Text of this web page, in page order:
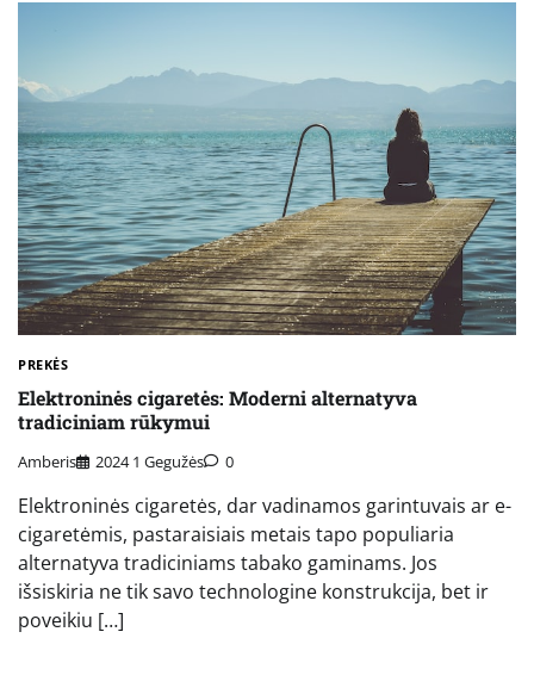
PREKĖS
Elektroninės cigaretės: Moderni alternatyva
tradiciniam rūkymui
Amberis 2024 1 Gegužės 0
Elektroninės cigaretės, dar vadinamos garintuvais ar e-
cigaretėmis, pastaraisiais metais tapo populiaria
alternatyva tradiciniams tabako gaminams. Jos
išsiskiria ne tik savo technologine konstrukcija, bet ir
poveikiu […]